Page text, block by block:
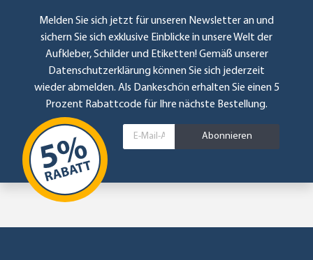
Melden Sie sich jetzt für unseren Newsletter an und
sichern Sie sich exklusive Einblicke in unsere Welt der
Aufkleber, Schilder und Etiketten! Gemäß unserer
Datenschutzerklärung können Sie sich jederzeit
wieder abmelden. Als Dankeschön erhalten Sie einen 5
Prozent Rabattcode für Ihre nächste Bestellung.
Abonnieren